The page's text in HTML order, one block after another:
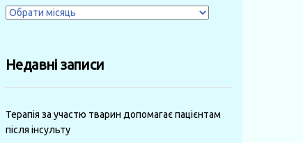
Журнали
місяці
Недавні записи
Терапія за участю тварин допомагає пацієнтам
після інсульту